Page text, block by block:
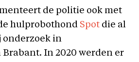
de politie ook met
hulprobothond Spot die al
onderzoek in
In 2020 werden er